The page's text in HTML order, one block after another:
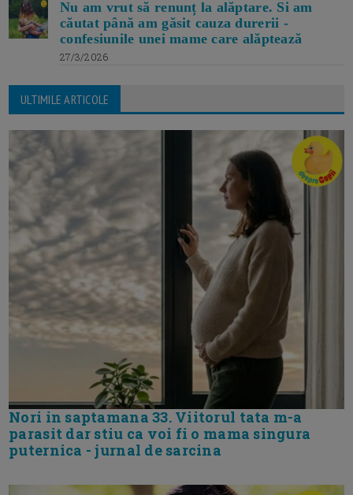
Nu am vrut să renunț la alăptare. Si am
căutat până am găsit cauza durerii -
confesiunile unei mame care alăptează
27/3/2026
ULTIMILE ARTICOLE
Nori in saptamana 33. Viitorul tata m-a
parasit dar stiu ca voi fi o mama singura
puternica - jurnal de sarcina